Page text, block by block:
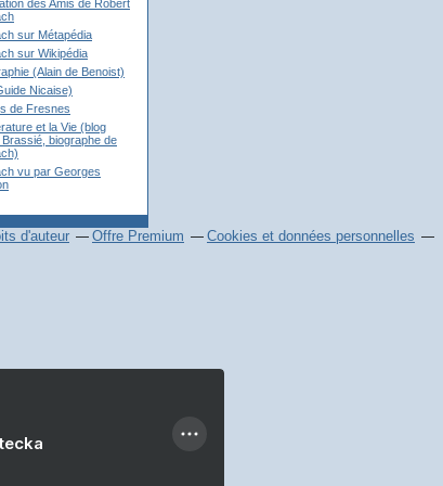
des Amis de Robert
sur Métapédia
sur Wikipédia
(Alain de Benoist)
Nicaise)
de Fresnes
et la Vie (blog
Brassié, biographe de
vu par Georges
d'auteur Offre Premium
Cookies et données personnelles